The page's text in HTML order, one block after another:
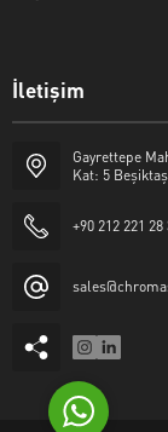
İletişim
Gayrettepe
Kat: 5
+90 212 221 28